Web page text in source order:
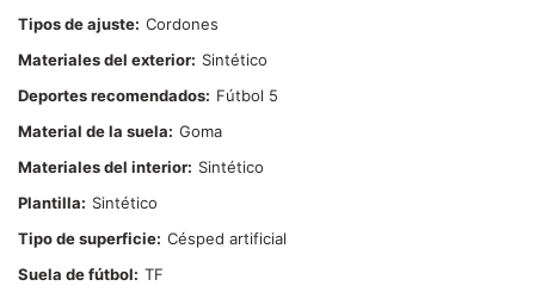
Tipos de ajuste Cordones
Materiales del exterior
Sintético
Deportes recomendados
Fútbol 5
Material de la suela
Goma
Materiales del interior
Sintético
Plantilla
Sintético
Tipo de superficie Césped artificial
Suela de fútbol
TF